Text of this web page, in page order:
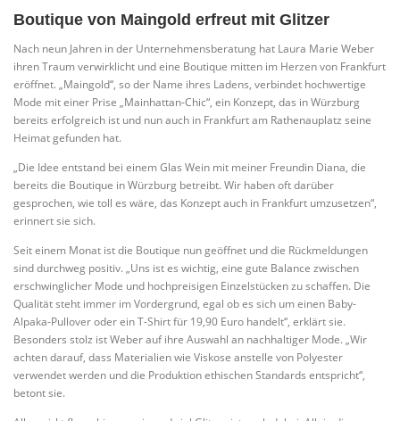
Boutique von Maingold erfreut mit Glitzer
Nach neun Jahren in der Unternehmensberatung hat Laura Marie Weber
ihren Traum verwirklicht und eine Boutique mitten im Herzen von Frankfurt
eröffnet. „Maingold“, so der Name ihres Ladens, verbindet hochwertige
Mode mit einer Prise „Mainhattan-Chic“, ein Konzept, das in Würzburg
bereits erfolgreich ist und nun auch in Frankfurt am Rathenauplatz seine
Heimat gefunden hat.
„Die Idee entstand bei einem Glas Wein mit meiner Freundin Diana, die
bereits die Boutique in Würzburg betreibt. Wir haben oft darüber
gesprochen, wie toll es wäre, das Konzept auch in Frankfurt umzusetzen“,
erinnert sie sich.
Seit einem Monat ist die Boutique nun geöffnet und die Rückmeldungen
sind durchweg positiv. „Uns ist es wichtig, eine gute Balance zwischen
erschwinglicher Mode und hochpreisigen Einzelstücken zu schaffen. Die
Qualität steht immer im Vordergrund, egal ob es sich um einen Baby-
Alpaka-Pullover oder ein T-Shirt für 19,90 Euro handelt“, erklärt sie.
Besonders stolz ist Weber auf ihre Auswahl an nachhaltiger Mode. „Wir
achten darauf, dass Materialien wie Viskose anstelle von Polyester
verwendet werden und die Produktion ethischen Standards entspricht“,
betont sie.